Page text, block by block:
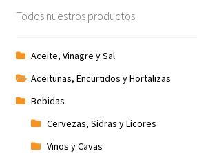
Todos nuestros productos
Aceite, Vinagre y Sal
Aceitunas, Encurtidos y Hortalizas
Bebidas
Cervezas, Sidras y Licores
Vinos y Cavas